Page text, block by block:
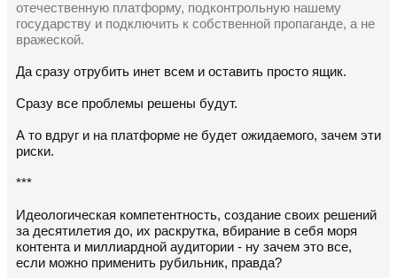
отечественную платформу, подконтрольную нашему
государству и подключить к собственной пропаганде, а не
вражеской.
Да сразу отрубить инет всем и оставить просто ящик.
Сразу все проблемы решены будут.
А то вдруг и на платформе не будет ожидаемого, зачем эти
риски.
***
Идеологическая компетентность, создание своих решений
за десятилетия до, их раскрутка, вбирание в себя моря
контента и миллиардной аудитории - ну зачем это все,
если можно применить рубильник, правда?